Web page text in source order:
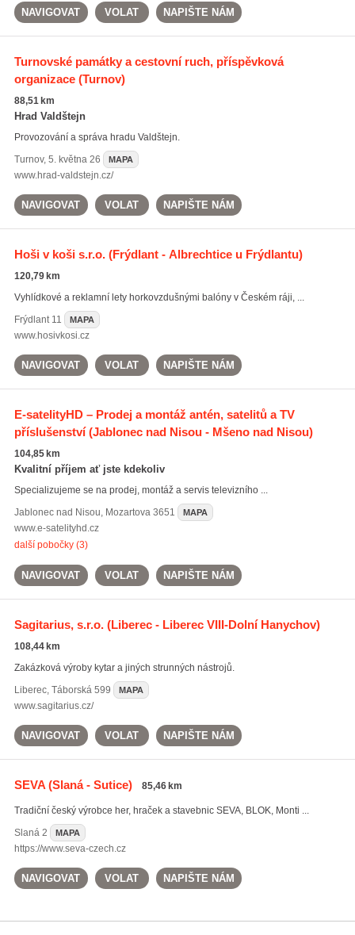
NAVIGOVAT VOLAT NAPIŠTE NÁM
Turnovské památky a cestovní ruch, příspěvková
organizace(Turnov)
88,51 km
Hrad Valdštejn
Provozování a správa hradu Valdštejn.
Turnov, 5. května 26 MAPA
www.hrad-valdstejn.cz/
NAVIGOVAT VOLAT NAPIŠTE NÁM
Hoši v koši s.r.o.(Frýdlant - Albrechtice u Frýdlantu)
120,79 km
Vyhlídkové a reklamní lety horkovzdušnými balóny v Českém ráji, ...
Frýdlant11 MAPA
www.hosivkosi.cz
NAVIGOVAT VOLAT NAPIŠTE NÁM
E-satelityHD – Prodej a montáž antén, satelitů a TV
příslušenství(Jablonec nad Nisou - Mšeno nad Nisou)
104,85 km
Kvalitní příjem ať jste kdekoliv
Specializujeme se na prodej, montáž a servis televizního ...
Jablonec nad Nisou, Mozartova 3651 MAPA
www.e-satelityhd.cz
další pobočky (3)
NAVIGOVAT VOLAT NAPIŠTE NÁM
Sagitarius, s.r.o.(Liberec - Liberec VIII-Dolní Hanychov)
108,44 km
Zakázková výroby kytar a jiných strunných nástrojů.
Liberec, Táborská 599 MAPA
www.sagitarius.cz/
NAVIGOVAT VOLAT NAPIŠTE NÁM
SEVA(Slaná - Sutice) 85,46 km
Tradiční český výrobce her, hraček a stavebnic SEVA, BLOK, Monti ...
Slaná2 MAPA
https://www.seva-czech.cz
NAVIGOVAT VOLAT NAPIŠTE NÁM